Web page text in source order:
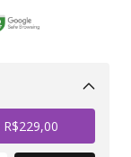
R$229,00